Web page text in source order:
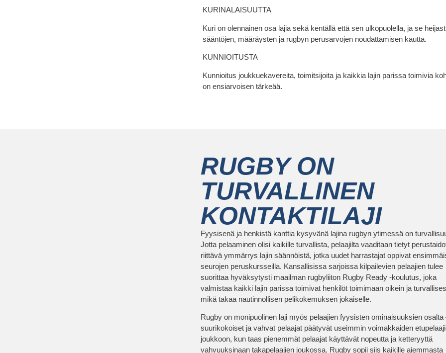
KURINALAISUUTTA
Kuri on olennainen osa lajia sekä kentällä että sen ulkopuolella, ja se
sääntöjen, määräysten ja rugbyn perusarvojen noudattamisen kautta.
KUNNIOITUSTA
Kunnioitus joukkuekavereita, toimitsijoita ja kaikkia lajin parissa toimivia
on ensiarvoisen tärkeää.
RUGBY ON
TURVALLINEN
KONTAKTILAJI
Fyysisenä ja henkistä kanttia kysyvänä lajina rugbyn ytimessä on
Jotta pelaaminen olisi kaikille turvallista, pelaajilta vaaditaan tietyt
riittävä ymmärrys lajin säännöistä, jotka uudet harrastajat oppivat
seurojen peruskursseilla. Kansallisissa sarjoissa kilpailevien pelaajien tulee
suorittaa hyväksytysti maailman rugbyliiton Rugby Ready -koulutus, joka
valmistaa kaikki lajin parissa toimivat henkilöt toimimaan oikein ja
mikä takaa nautinnollisen pelikokemuksen jokaiselle.
Rugby on monipuolinen laji myös pelaajien fyysisten ominaisuuksien osalta
suurikokoiset ja vahvat pelaajat päätyvät useimmin voimakkaiden
joukkoon, kun taas pienemmät pelaajat käyttävät nopeutta ja ketteryyttä
vahvuuksinaan takapelaajien joukossa. Rugby sopii siis kaikille aiemmasta